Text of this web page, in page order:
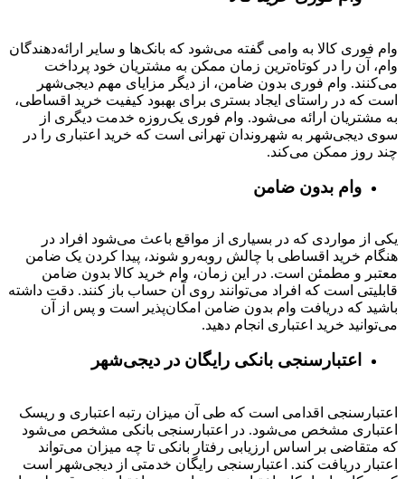
وام فوری کالا به وامی گفته می‌شود که بانک‌ها و سایر ارائه‌دهندگان
وام، آن را در کوتاه‌ترین زمان ممکن به مشتریان خود پرداخت
می‌کنند. وام فوری بدون ضامن، از دیگر مزایای مهم دیجی‌شهر
است که در راستای ایجاد بستری برای بهبود کیفیت خرید اقساطی،
به مشتریان ارائه می‌شود. وام فوری یک‌روزه خدمت دیگری از
سوی دیجی‌شهر به شهروندان تهرانی است که خرید اعتباری را در
چند روز ممکن می‌کند.
وام بدون ضامن
یکی از مواردی که در بسیاری از مواقع باعث می‌شود افراد در
هنگام خرید اقساطی با چالش روبه‌رو شوند، پیدا کردن یک ضامن
معتبر و مطمئن است. در این زمان، وام خرید کالا بدون ضامن
قابلیتی است که افراد می‌توانند روی آن حساب باز کنند. دقت داشته
باشید که دریافت وام بدون ضامن امکان‌پذیر است و پس از آن
می‌توانید خرید اعتباری انجام دهید.
اعتبارسنجی بانکی رایگان در دیجی‌شهر
اعتبارسنجی اقدامی است که طی آن میزان رتبه اعتباری و ریسک
اعتباری مشخص می‌شود. در اعتبارسنجی بانکی مشخص می‌شود
که متقاضی بر اساس ارزیابی رفتار بانکی تا چه میزان می‌تواند
اعتبار دریافت کند. اعتبارسنجی رایگان خدمتی از دیجی‌شهر است